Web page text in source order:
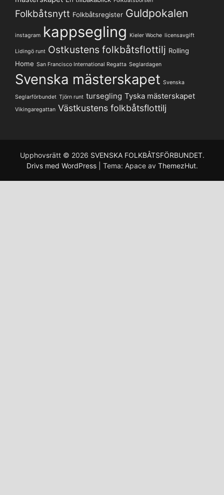
Folkbåtsnytt Folkbåtsregister Guldpokalen
instagram kappsegling Kieler Woche licensavgift
Lidingö runt Ostkustens folkbåtsflottilj Rolling
Home San Francisco International Regatta Seglardagen
Svenska mästerskapet Svenska
Seglarförbundet Tjörn runt tursegling Tyska mästerskapet
Vikingaregattan Västkustens folkbåtsflottilj
Upphovsrätt © 2026 SVENSKA FOLKBÅTSFÖRBUNDET.
Drivs med WordPress
Tema: Apace av ThemezHut.